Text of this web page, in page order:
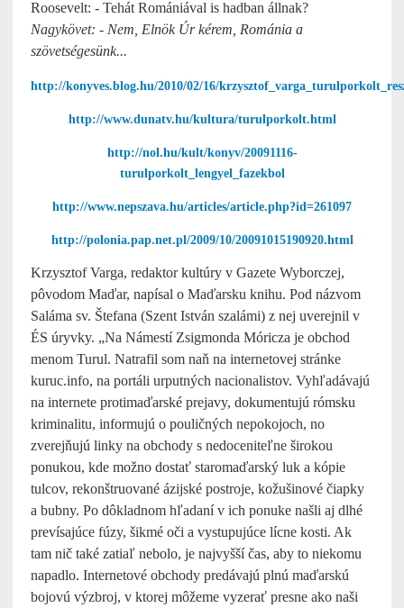
Roosevelt: - Tehát Romániával is hadban állnak?
Nagykövet: - Nem, Elnök Úr kérem, Románia a
szövetségesünk...
http://konyves.blog.hu/2010/02/16/
http://www.dunatv.hu/kultura/turulporkolt.html
http://nol.hu/kult/konyv/20091116-
turulporkolt_lengyel_fazekbol
http://www.nepszava.hu/articles/article.php?id=261097
http://polonia.pap.net.pl/2009/10/20091015190920.html
Krzysztof Varga, redaktor kultúry v Gazete Wyborczej,
pôvodom Maďar, napísal o Maďarsku knihu. Pod názvom
Saláma sv. Štefana (Szent István szalámi) z nej uverejnil v
ÉS úryvky. „Na Námestí Zsigmonda Móricza je obchod
menom Turul. Natrafil som naň na internetovej stránke
kuruc.info, na portáli urputných nacionalistov. Vyhľadávajú
na internete protimaďarské prejavy, dokumentujú rómsku
kriminalitu, informujú o pouličných nepokojoch, no
zverejňujú linky na obchody s nedoceniteľne širokou
ponukou, kde možno dostať staromaďarský luk a kópie
tulcov, rekonštruované ázijské postroje, kožušinové čiapky
a bubny. Po dôkladnom hľadaní v ich ponuke našli aj dlhé
prevísajúce fúzy, šikmé oči a vystupujúce lícne kosti. Ak
tam nič také zatiaľ nebolo, je najvyšší čas, aby to niekomu
napadlo. Internetové obchody predávajú plnú maďarskú
bojovú výzbroj, v ktorej môžeme vyzerať presne ako naši